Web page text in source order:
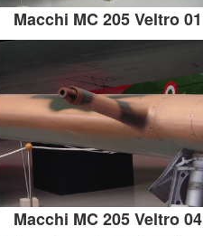
Macchi MC 205 Veltro 01
Macchi MC 205 Veltro 04